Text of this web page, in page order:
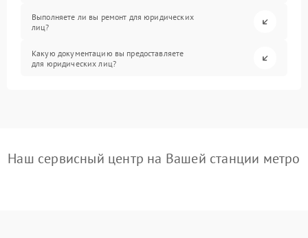
Выполняете ли вы ремонт для юридических
лиц?
Какую документацию вы предоставляете
для юридических лиц?
Наш сервисный центр на Вашей станции метро